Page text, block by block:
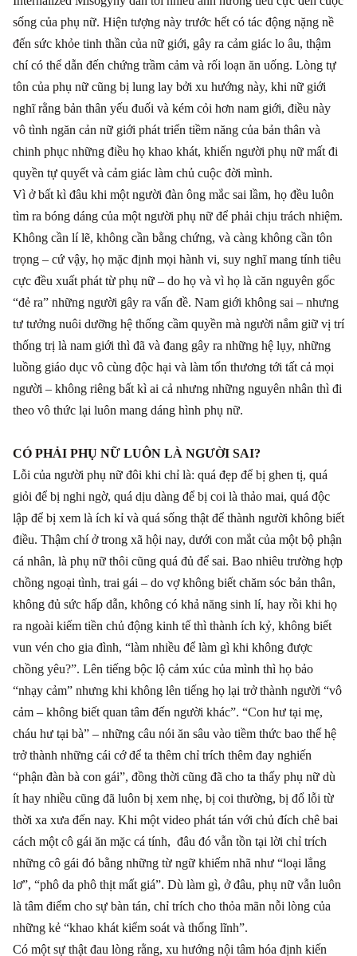
sống của phụ nữ. Hiện tượng này trước hết có tác động nặng nề
đến sức khỏe tinh thần của nữ giới, gây ra cảm giác lo âu, thậm
chí có thể dẫn đến chứng trầm cảm và rối loạn ăn uống. Lòng tự
tôn của phụ nữ cũng bị lung lay bởi xu hướng này, khi nữ giới
nghĩ rằng bản thân yếu đuối và kém cỏi hơn nam giới, điều này
vô tình ngăn cản nữ giới phát triển tiềm năng của bản thân và
chinh phục những điều họ khao khát, khiến người phụ nữ mất đi
quyền tự quyết và cảm giác làm chủ cuộc đời mình.
Vì ở bất kì đâu khi một người đàn ông mắc sai lầm, họ đều luôn
tìm ra bóng dáng của một người phụ nữ để phải chịu trách nhiệm.
Không cần lí lẽ, không cần bằng chứng, và càng không cần tôn
trọng – cứ vậy, họ mặc định mọi hành vi, suy nghĩ mang tính tiêu
cực đều xuất phát từ phụ nữ – do họ và vì họ là căn nguyên gốc
“đẻ ra” những người gây ra vấn đề. Nam giới không sai – nhưng
tư tưởng nuôi dưỡng hệ thống cầm quyền mà người nắm giữ vị trí
thống trị là nam giới thì đã và đang gây ra những hệ lụy, những
luồng giáo dục vô cùng độc hại và làm tổn thương tới tất cả mọi
người – không riêng bất kì ai cả nhưng những nguyên nhân thì đi
theo vô thức lại luôn mang dáng hình phụ nữ.
CÓ PHẢI PHỤ NỮ LUÔN LÀ NGƯỜI SAI?
Lỗi của người phụ nữ đôi khi chỉ là: quá đẹp để bị ghen tị, quá
giỏi để bị nghi ngờ, quá dịu dàng để bị coi là thảo mai, quá độc
lập để bị xem là ích kỉ và quá sống thật để thành người không biết
điều. Thậm chí ở trong xã hội nay, dưới con mắt của một bộ phận
cá nhân, là phụ nữ thôi cũng quá đủ để sai. Bao nhiêu trường hợp
chồng ngoại tình, trai gái –do vợ không biết chăm sóc bản thân,
không đủ sức hấp dẫn, không có khả năng sinh lí, hay rồi khi họ
ra ngoài kiếm tiền chủ động kinh tế thì thành ích kỷ, không biết
vun vén cho gia đình, “làm nhiều để làm gì khi không được
chồng yêu?”. Lên tiếng bộc lộ cảm xúc của mình thì họ bảo
“nhạy cảm” nhưng khi không lên tiếng họ lại trở thành người “vô
cảm –không biết quan tâm đến người khác”. “Con hư tại mẹ,
cháu hư tại bà” –những câu nói ăn sâu vào tiềm thức bao thế hệ
trở thành những cái cớ để ta thêm chỉ trích thêm đay nghiến
“phận đàn bà con gái”, đồng thời cũng đã cho ta thấy phụ nữ dù
ít hay nhiều cũng đã luôn bị xem nhẹ, bị coi thường, bị đổ lỗi từ
thời xa xưa đến nay. Khi một video phát tán với chủ đích chê bai
cách một cô gái ăn mặc cá tính, đâu đó vẫn tồn tại lời chỉ trích
những cô gái đó bằng những từ ngữ khiếm nhã như “loại lẳng
lơ”, “phô da phô thịt mất giá”. Dù làm gì, ở đâu, phụ nữ vẫn luôn
là tâm điểm cho sự bàn tán, chỉ trích cho thỏa mãn nỗi lòng của
những kẻ “khao khát kiểm soát và thống lĩnh”.
Có một sự thật đau lòng rằng, xu hướng nội tâm hóa định kiến